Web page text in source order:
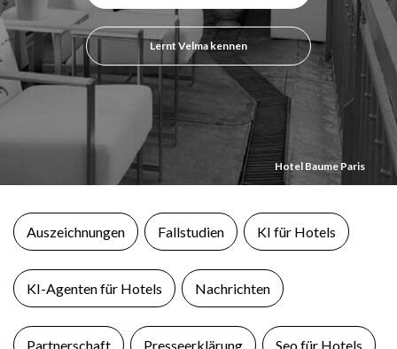
Lernt Velma kennen
Hotel Baume Paris
Auszeichnungen Fallstudien KI für Hotels
KI-Agenten für Hotels Nachrichten
Partnerschaft Presseerklärung Seo für Hotels